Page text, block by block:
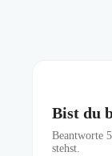
Bist du
Beantworte 5
stehst.